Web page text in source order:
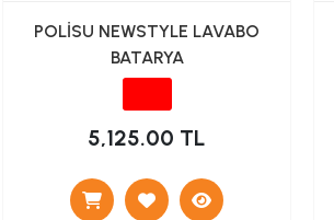
POLİSU NEWSTYLE LAVABO
BATARYA
5,125.00 TL